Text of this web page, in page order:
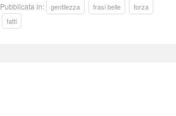
Pubblicata in: gentilezza frasi belle
forza
fatti